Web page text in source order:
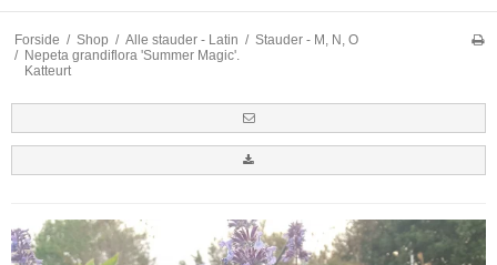
Forside / Shop / Alle stauder - Latin / Stauder - M, N, O
/ Nepeta grandiflora 'Summer Magic'.
Katteurt